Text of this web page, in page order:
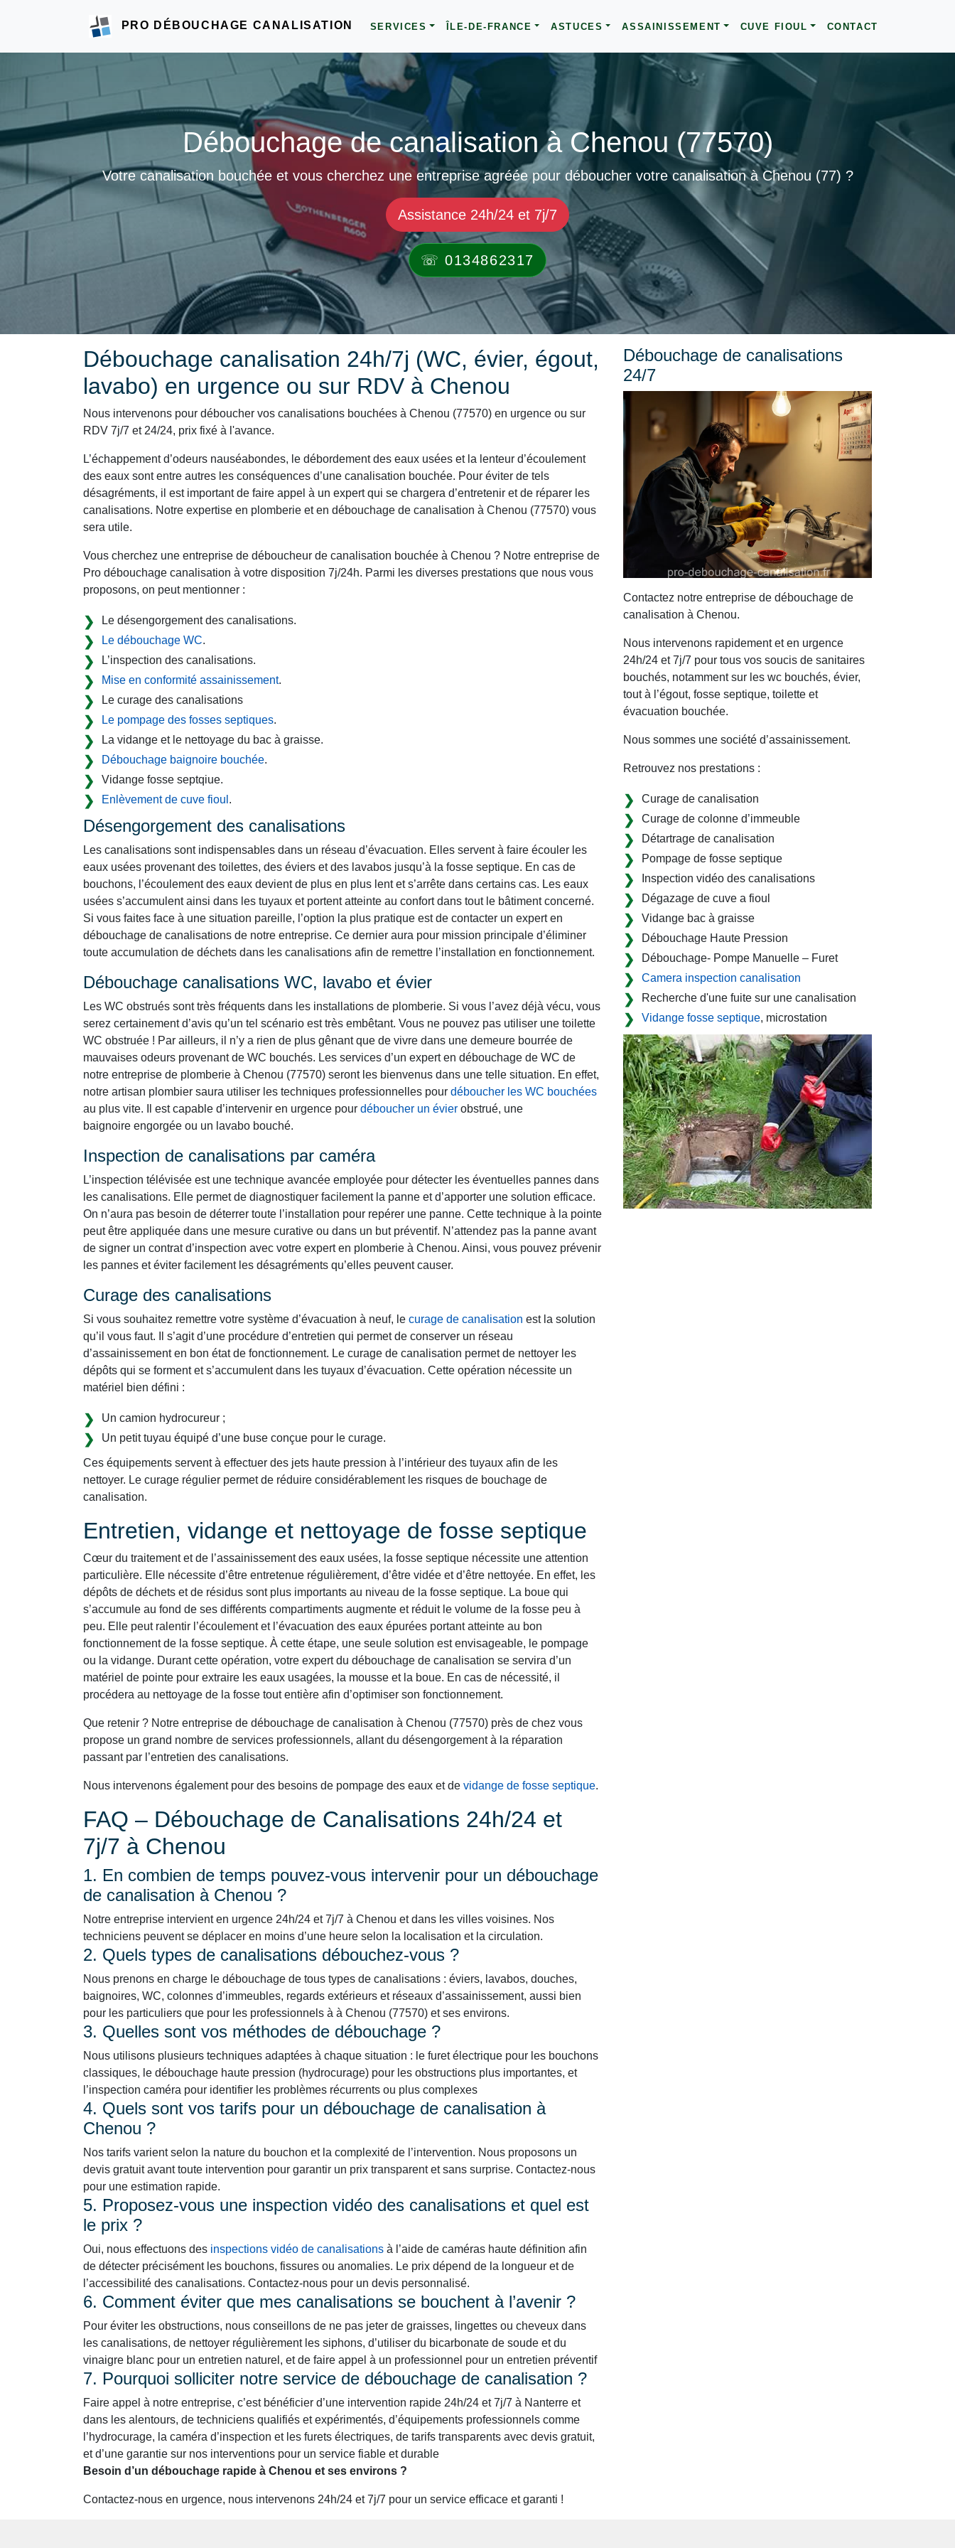
PRO DÉBOUCHAGE CANALISATION SERVICES ÎLE-DE-FRANCE ASTUCES ASSAINISSEMENT CUVE FIOUL CONTACT
Débouchage de canalisation à Chenou (77570)
Votre canalisation bouchée et vous cherchez une entreprise agréée pour déboucher votre canalisation à Chenou (77) ?
Assistance 24h/24 et 7j/7
☏ 0134862317
Débouchage canalisation 24h/7j (WC, évier, égout,
lavabo) en urgence ou sur RDV à Chenou
Nous intervenons pour déboucher vos canalisations bouchées à Chenou (77570) en urgence ou sur
RDV 7j/7 et 24/24, prix fixé à l'avance.
L’échappement d’odeurs nauséabondes, le débordement des eaux usées et la lenteur d’écoulement
des eaux sont entre autres les conséquences d’une canalisation bouchée. Pour éviter de tels
désagréments, il est important de faire appel à un expert qui se chargera d’entretenir et de réparer les
canalisations. Notre expertise en plomberie et en débouchage de canalisation à Chenou (77570) vous
sera utile.
Vous cherchez une entreprise de déboucheur de canalisation bouchée à Chenou ? Notre entreprise de
Pro débouchage canalisation à votre disposition 7j/24h. Parmi les diverses prestations que nous vous
proposons, on peut mentionner :
Le désengorgement des canalisations.
Le débouchage WC.
L’inspection des canalisations.
Mise en conformité assainissement.
Le curage des canalisations
Le pompage des fosses septiques.
La vidange et le nettoyage du bac à graisse.
Débouchage baignoire bouchée.
Vidange fosse septqiue.
Enlèvement de cuve fioul .
Désengorgement des canalisations
Les canalisations sont indispensables dans un réseau d’évacuation. Elles servent à faire écouler les
eaux usées provenant des toilettes, des éviers et des lavabos jusqu’à la fosse septique. En cas de
bouchons, l’écoulement des eaux devient de plus en plus lent et s’arrête dans certains cas. Les eaux
usées s’accumulent ainsi dans les tuyaux et portent atteinte au confort dans tout le bâtiment concerné.
Si vous faites face à une situation pareille, l’option la plus pratique est de contacter un expert en
débouchage de canalisations de notre entreprise. Ce dernier aura pour mission principale d’éliminer
toute accumulation de déchets dans les canalisations afin de remettre l’installation en fonctionnement.
Débouchage canalisations WC, lavabo et évier
Les WC obstrués sont très fréquents dans les installations de plomberie. Si vous l’avez déjà vécu, vous
serez certainement d’avis qu’un tel scénario est très embêtant. Vous ne pouvez pas utiliser une toilette
WC obstruée ! Par ailleurs, il n’y a rien de plus gênant que de vivre dans une demeure bourrée de
mauvaises odeurs provenant de WC bouchés. Les services d’un expert en débouchage de WC de
notre entreprise de plomberie à Chenou (77570) seront les bienvenus dans une telle situation. En effet,
notre artisan plombier saura utiliser les techniques professionnelles pour déboucher les WC bouchées
au plus vite. Il est capable d’intervenir en urgence pour déboucher un évier obstrué, une
baignoire engorgée ou un lavabo bouché.
Inspection de canalisations par caméra
L’inspection télévisée est une technique avancée employée pour détecter les éventuelles pannes dans
les canalisations. Elle permet de diagnostiquer facilement la panne et d’apporter une solution efficace.
On n’aura pas besoin de déterrer toute l’installation pour repérer une panne. Cette technique à la pointe
peut être appliquée dans une mesure curative ou dans un but préventif. N’attendez pas la panne avant
de signer un contrat d’inspection avec votre expert en plomberie à Chenou. Ainsi, vous pouvez prévenir
les pannes et éviter facilement les désagréments qu’elles peuvent causer.
Curage des canalisations
Si vous souhaitez remettre votre système d’évacuation à neuf, le curage de canalisation est la solution
qu’il vous faut. Il s’agit d’une procédure d’entretien qui permet de conserver un réseau
d’assainissement en bon état de fonctionnement. Le curage de canalisation permet de nettoyer les
dépôts qui se forment et s’accumulent dans les tuyaux d’évacuation. Cette opération nécessite un
matériel bien défini :
Un camion hydrocureur ;
Un petit tuyau équipé d’une buse conçue pour le curage.
Ces équipements servent à effectuer des jets haute pression à l’intérieur des tuyaux afin de les
nettoyer. Le curage régulier permet de réduire considérablement les risques de bouchage de
canalisation.
Entretien, vidange et nettoyage de fosse septique
Cœur du traitement et de l’assainissement des eaux usées, la fosse septique nécessite une attention
particulière. Elle nécessite d’être entretenue régulièrement, d’être vidée et d’être nettoyée. En effet, les
dépôts de déchets et de résidus sont plus importants au niveau de la fosse septique. La boue qui
s’accumule au fond de ses différents compartiments augmente et réduit le volume de la fosse peu à
peu. Elle peut ralentir l’écoulement et l’évacuation des eaux épurées portant atteinte au bon
fonctionnement de la fosse septique. À cette étape, une seule solution est envisageable, le pompage
ou la vidange. Durant cette opération, votre expert du débouchage de canalisation se servira d’un
matériel de pointe pour extraire les eaux usagées, la mousse et la boue. En cas de nécessité, il
procédera au nettoyage de la fosse tout entière afin d’optimiser son fonctionnement.
Que retenir ? Notre entreprise de débouchage de canalisation à Chenou (77570) près de chez vous
propose un grand nombre de services professionnels, allant du désengorgement à la réparation
passant par l’entretien des canalisations.
Nous intervenons également pour des besoins de pompage des eaux et de vidange de fosse septique.
FAQ – Débouchage de Canalisations 24h/24 et
7j/7 à Chenou
1. En combien de temps pouvez-vous intervenir pour un débouchage
de canalisation à Chenou ?
Notre entreprise intervient en urgence 24h/24 et 7j/7 à Chenou et dans les villes voisines. Nos
techniciens peuvent se déplacer en moins d’une heure selon la localisation et la circulation.
2. Quels types de canalisations débouchez-vous ?
Nous prenons en charge le débouchage de tous types de canalisations : éviers, lavabos, douches,
baignoires, WC, colonnes d’immeubles, regards extérieurs et réseaux d’assainissement, aussi bien
pour les particuliers que pour les professionnels à à Chenou (77570) et ses environs.
3. Quelles sont vos méthodes de débouchage ?
Nous utilisons plusieurs techniques adaptées à chaque situation : le furet électrique pour les bouchons
classiques, le débouchage haute pression (hydrocurage) pour les obstructions plus importantes, et
l’inspection caméra pour identifier les problèmes récurrents ou plus complexes
4. Quels sont vos tarifs pour un débouchage de canalisation à
Chenou ?
Nos tarifs varient selon la nature du bouchon et la complexité de l’intervention. Nous proposons un
devis gratuit avant toute intervention pour garantir un prix transparent et sans surprise. Contactez-nous
pour une estimation rapide.
5. Proposez-vous une inspection vidéo des canalisations et quel est
le prix ?
Oui, nous effectuons des inspections vidéo de canalisations à l’aide de caméras haute définition afin
de détecter précisément les bouchons, fissures ou anomalies. Le prix dépend de la longueur et de
l’accessibilité des canalisations. Contactez-nous pour un devis personnalisé.
6. Comment éviter que mes canalisations se bouchent à l’avenir ?
Pour éviter les obstructions, nous conseillons de ne pas jeter de graisses, lingettes ou cheveux dans
les canalisations, de nettoyer régulièrement les siphons, d’utiliser du bicarbonate de soude et du
vinaigre blanc pour un entretien naturel, et de faire appel à un professionnel pour un entretien préventif
7. Pourquoi solliciter notre service de débouchage de canalisation ?
Faire appel à notre entreprise, c’est bénéficier d’une intervention rapide 24h/24 et 7j/7 à Nanterre et
dans les alentours, de techniciens qualifiés et expérimentés, d’équipements professionnels comme
l’hydrocurage, la caméra d’inspection et les furets électriques, de tarifs transparents avec devis gratuit,
et d’une garantie sur nos interventions pour un service fiable et durable
Besoin d’un débouchage rapide à Chenou et ses environs ?
Contactez-nous en urgence, nous intervenons 24h/24 et 7j/7 pour un service efficace et garanti !
Débouchage de canalisations
24/7
Contactez notre entreprise de débouchage de
canalisation à Chenou.
Nous intervenons rapidement et en urgence
24h/24 et 7j/7 pour tous vos soucis de sanitaires
bouchés, notamment sur les wc bouchés, évier,
tout à l’égout, fosse septique, toilette et
évacuation bouchée.
Nous sommes une société d’assainissement.
Retrouvez nos prestations :
Curage de canalisation
Curage de colonne d’immeuble
Détartrage de canalisation
Pompage de fosse septique
Inspection vidéo des canalisations
Dégazage de cuve a fioul
Vidange bac à graisse
Débouchage Haute Pression
Débouchage- Pompe Manuelle – Furet
Camera inspection canalisation
Recherche d'une fuite sur une canalisation
Vidange fosse septique, microstation